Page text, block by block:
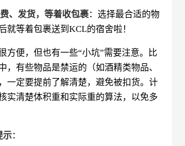
、发货，等着收包裹：选择最合适的物
就等着包裹送到KCL的宿舍啦！
方便，但也有一些“小坑”需要注意。比
，有些物品是禁运的（如酒精类物品、
一定要提前了解清楚，避免被扣货。计
实清楚体积重和实际重的算法，以免多
示：